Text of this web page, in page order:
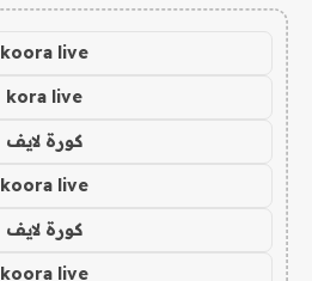
koora live
kora live
كورة لايف
koora live
كورة لايف
koora live